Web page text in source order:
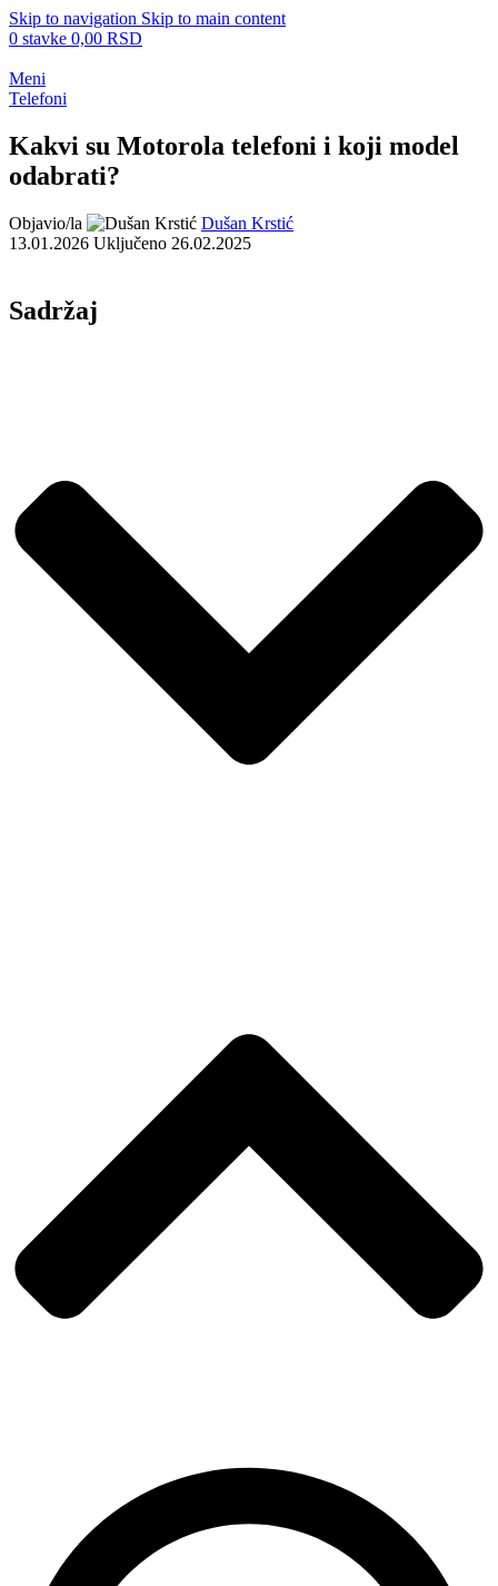
Skip to navigation Skip to main content
0 stavke 0,00 RSD
Meni
Telefoni
Kakvi su Motorola telefoni i koji model
odabrati?
Objavio/la
Dušan Krstić
13.01.2026 Uključeno 26.02.2025
Sadržaj